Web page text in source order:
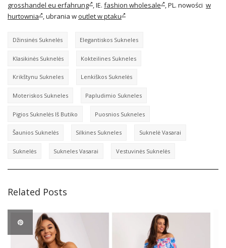
grosshandel eu erfahrung , IE. fashion wholesale , PL. nowości w
hurtownia , ubrania woutlet w ptaku
Džinsinės Suknelės Elegantiskos Sukneles
Klasikinės Suknelės Kokteilines Sukneles
Krikštynu Sukneles Lenkiškos Suknelės
Moteriskos Sukneles Papludimio Sukneles
Pigios Suknelės Iš Butiko Puosnios Sukneles
Šaunios Suknelės Silkines Sukneles Suknelė Vasarai
Suknelės Sukneles Vasarai Vestuvinės Suknelės
Related Posts